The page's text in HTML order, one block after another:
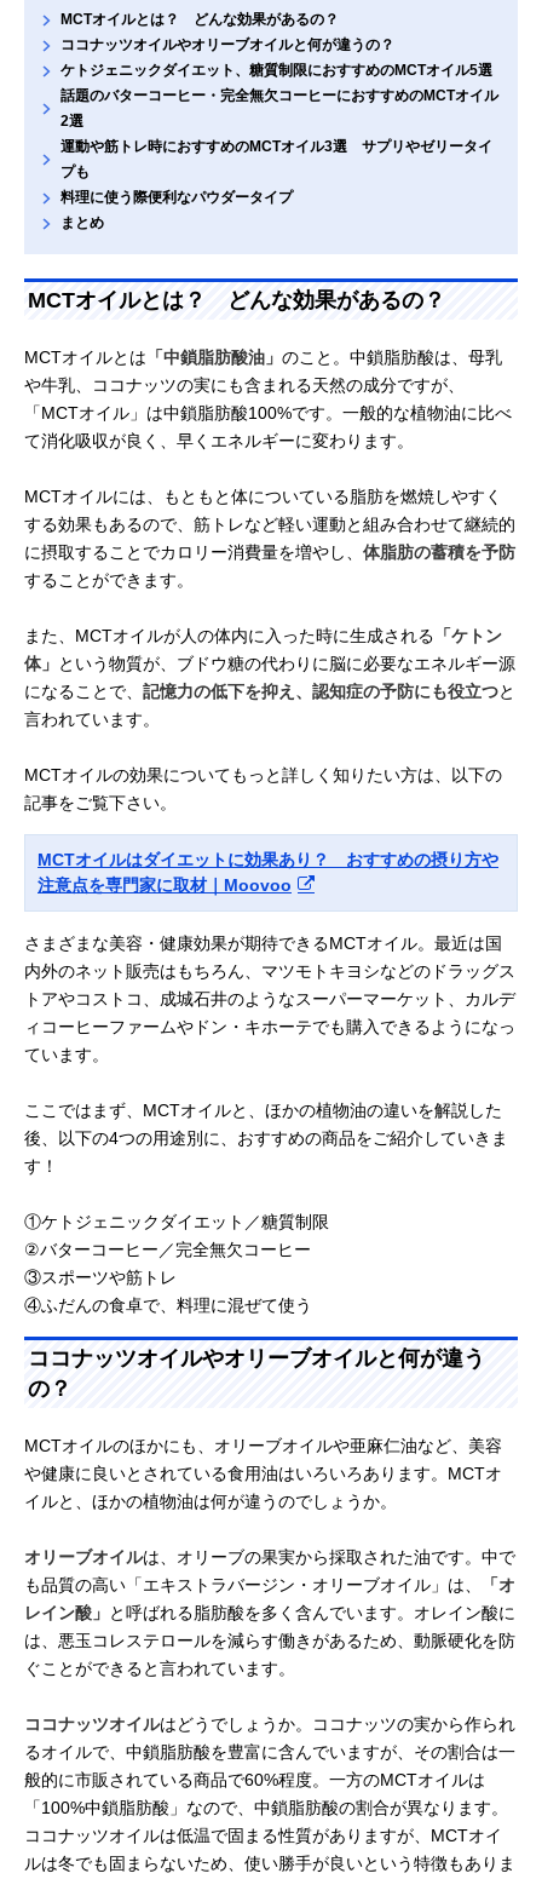
MCTオイルとは？ どんな効果があるの？
ココナッツオイルやオリーブオイルと何が違うの？
ケトジェニックダイエット、糖質制限におすすめのMCTオイル5選
話題のバターコーヒー・完全無欠コーヒーにおすすめのMCTオイル
2選
運動や筋トレ時におすすめのMCTオイル3選 サプリやゼリータイ
プも
料理に使う際便利なパウダータイプ
まとめ
MCTオイルとは？ どんな効果があるの？
MCTオイルとは 「中鎖脂肪酸油」 のこと。中鎖脂肪酸は、母乳
や牛乳、ココナッツの実にも含まれる天然の成分ですが、
「MCTオイル」は中鎖脂肪酸100%です。一般的な植物油に比べ
て消化吸収が良く、早くエネルギーに変わります。
MCTオイルには、もともと体についている脂肪を燃焼しやすく
する効果もあるので、筋トレなど軽い運動と組み合わせて継続的
に摂取することでカロリー消費量を増やし、 体脂肪の蓄積を予防
することができます。
また、MCTオイルが人の体内に入った時に生成される 「ケトン
体」 という物質が、ブドウ糖の代わりに脳に必要なエネルギー源
になることで、 記憶力の低下を抑え、認知症の予防にも役立つと
言われています。
MCTオイルの効果についてもっと詳しく知りたい方は、以下の
記事をご覧下さい。
MCTオイルはダイエットに効果あり？ おすすめの摂り方や
注意点を専門家に取材｜Moovoo
さまざまな美容・健康効果が期待できるMCTオイル。最近は国
内外のネット販売はもちろん、マツモトキヨシなどのドラッグス
トアやコストコ、成城石井のようなスーパーマーケット、カルデ
ィコーヒーファームやドン・キホーテでも購入できるようになっ
ています。
ここではまず、MCTオイルと、ほかの植物油の違いを解説した
後、以下の4つの用途別に、おすすめの商品をご紹介していきま
す！
①ケトジェニックダイエット／糖質制限
②バターコーヒー／完全無欠コーヒー
③スポーツや筋トレ
④ふだんの食卓で、料理に混ぜて使う
ココナッツオイルやオリーブオイルと何が違う
の？
MCTオイルのほかにも、オリーブオイルや亜麻仁油など、美容
や健康に良いとされている食用油はいろいろあります。MCTオ
イルと、ほかの植物油は何が違うのでしょうか。
オリーブオイルは、オリーブの果実から採取された油です。中で
も品質の高い「エキストラバージン・オリーブオイル」は、
「オ
レイン酸」 と呼ばれる脂肪酸を多く含んでいます。オレイン酸に
は、悪玉コレステロールを減らす働きがあるため、動脈硬化を防
ぐことができると言われています。
ココナッツオイルはどうでしょうか。ココナッツの実から作られ
るオイルで、中鎖脂肪酸を豊富に含んでいますが、その割合は一
般的に市販されている商品で60%程度。一方のMCTオイルは
「100%中鎖脂肪酸」なので、中鎖脂肪酸の割合が異なります。
ココナッツオイルは低温で固まる性質がありますが、MCTオイ
ルは冬でも固まらないため、使い勝手が良いという特徴もありま